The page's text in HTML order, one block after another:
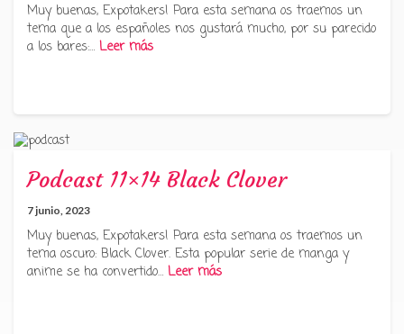
Muy buenas, Expotakers! Para esta semana os traemos un
tema que a los españoles nos gustará mucho, por su parecido
a los bares:… Leer más
Podcast 11×14 Black Clover
7 junio, 2023
Muy buenas, Expotakers! Para esta semana os traemos un
tema oscuro: Black Clover. Esta popular serie de manga y
anime se ha convertido… Leer más